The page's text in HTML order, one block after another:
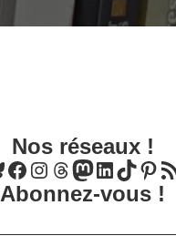
Nos réseaux !
Facebook Instagram Threads Mastodon LinkedIn TikTok Pinterest
Flux RSS
Abonnez-vous !